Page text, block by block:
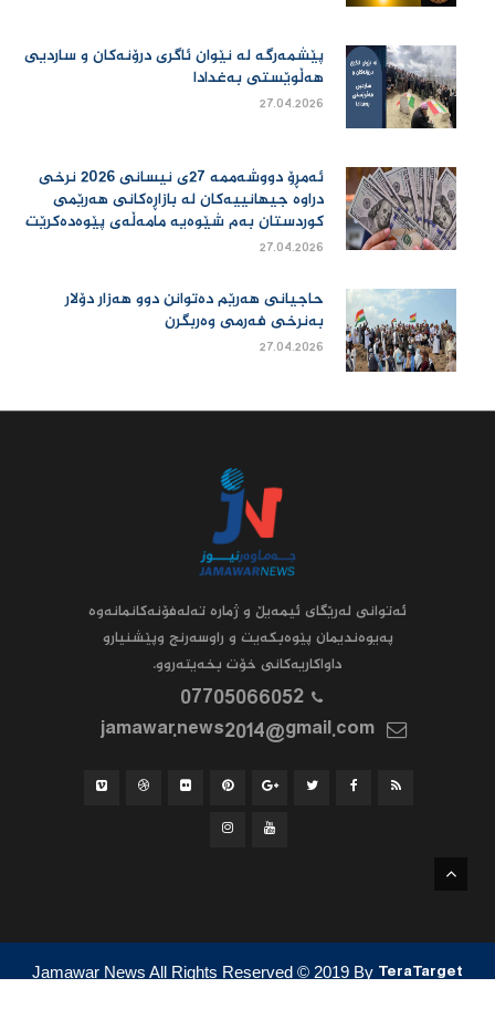
پێشمەرگە لە نێوان ئاگری درۆنەکان و ساردیی
هەڵوێستی بەغدادا
27.04.2026
ئەمڕۆ دووشەممە 27ی نیسانی 2026 نرخی
دراوە جیهانییەكان لە بازاڕەكانی هەرێمی
كوردستان بەم شێوەیە مامەڵەی پێوەدەكرێت
27.04.2026
حاجیانی هەرێم دەتوانن دوو هەزار دۆلار
بەنرخی فەرمی وەربگرن
27.04.2026
ئه‌توانى له‌رێگاى ئیمه‌یڵ و ژماره‌ ته‌له‌فۆنه‌کانمانه‌وه‌
په‌یوه‌ندیمان پێوه‌بکه‌یت و راوسه‌رنج وپێشنیارو
داواکاریه‌کانى خۆت بخه‌یته‌روو.
07705066052
jamawar.news2014@gmail.com
Jamawar News All Rights Reserved © 2019 By TeraTarget